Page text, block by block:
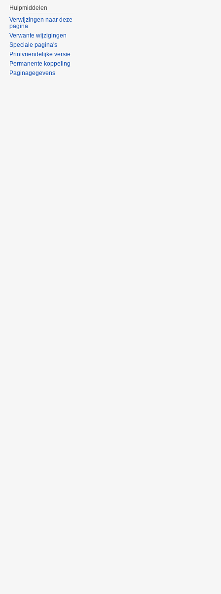
Hulpmiddelen
Verwijzingen naar deze
pagina
Verwante wijzigingen
Speciale pagina's
Printvriendelijke versie
Permanente koppeling
Paginagegevens